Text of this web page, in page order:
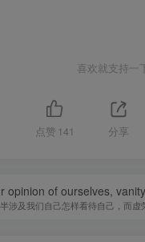
喜欢就支持一
点赞 141 分享
opinion of ourselves,
涉及我们自己怎样看待自己，而